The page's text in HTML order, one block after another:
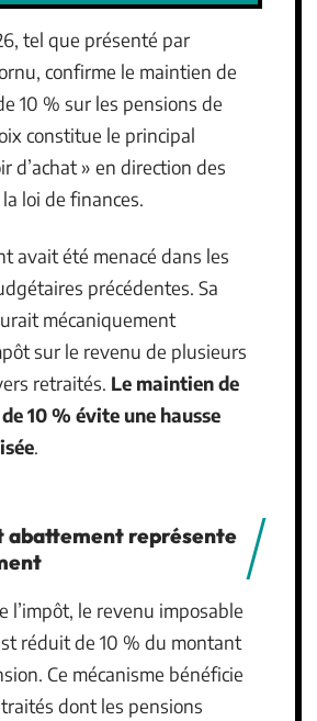
tel que présenté par
confirme le maintien de
10 % sur les pensions de
constitue le principal
d’achat » en direction des
loi de finances.
avait été menacé dans les
précédentes. Sa
mécaniquement
sur le revenu de plusieurs
retraités. Le maintien de
10 % évite une hausse
.
abattement représente
l’impôt, le revenu imposable
réduit de 10 % du montant
Ce mécanisme bénéficie
dont les pensions